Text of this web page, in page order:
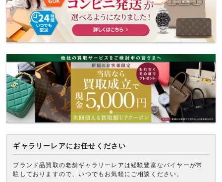
ギャラリーレアにお任せください
ブランド品買取の老舗ギャラリーレアは経験豊富なバイヤーが常
駐しておりますので、いつでもお気軽にご相談ください。